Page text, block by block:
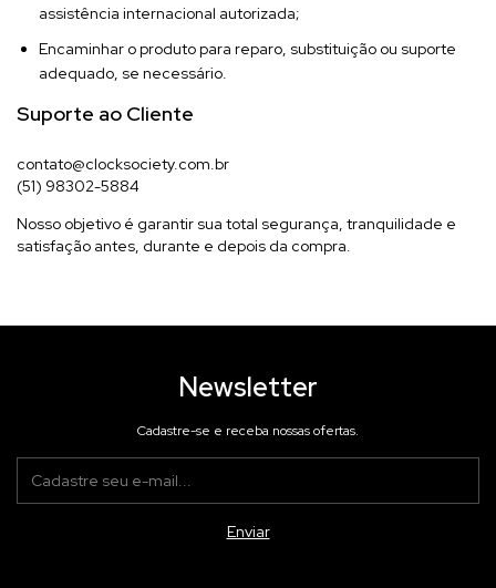
assistência internacional autorizada;
Encaminhar o produto para reparo, substituição ou suporte
adequado, se necessário.
Suporte ao Cliente
contato@clocksociety.com.br
(51) 98302-5884
Nosso objetivo é garantir sua total segurança, tranquilidade e
satisfação antes, durante e depois da compra.
Newsletter
Cadastre-se e receba nossas ofertas.